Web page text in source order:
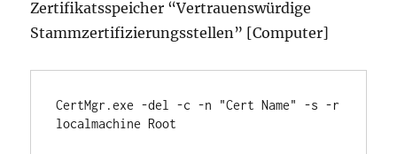
Zertifikatsspeicher “Vertrauenswürdige
Stammzertifizierungsstellen” [Computer]
CertMgr.exe -del -c -n "Cert Name" -s -r
localmachine Root